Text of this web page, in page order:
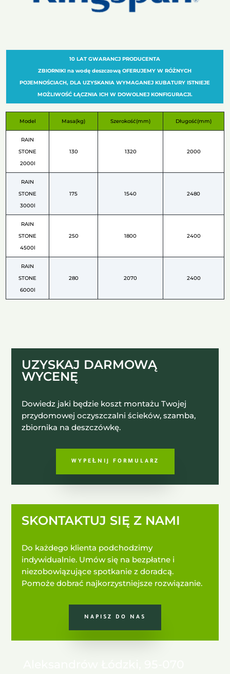
10 LAT GWARANCJ PRODUCENTA
ZBIORNIKI na wodę deszczową OFERUJEMY W RÓŻNYCH
POJEMNOŚCIACH, DLA UZYSKANIA WYMAGANEJ KUBATURY ISTNIEJE
MOŻLIWOŚĆ ŁĄCZNIA ICH W DOWOLNEJ KONFIGURACJI.
Model Masa(kg) Szerokość(mm) Długość(mm)
RAIN
STONE
2000l
130 1320 2000
RAIN
STONE
3000l
175 1540 2480
RAIN
STONE
4500l
250 1800 2400
RAIN
STONE
6000l
280 2070 2400
UZYSKAJ DARMOWĄ
WYCENĘ
Dowiedz jaki będzie koszt montażu Twojej
przydomowej oczyszczalni ścieków, szamba,
zbiornika na deszczówkę.
WYPEŁNIJ FORMULARZ
SKONTAKTUJ SIĘ Z NAMI
Do każdego klienta podchodzimy
indywidualnie. Umów się na bezpłatne i
niezobowiązujące spotkanie z doradcą.
Pomoże dobrać najkorzystniejsze rozwiązanie.
NAPISZ DO NAS